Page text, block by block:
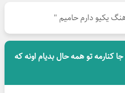
یکیو دارم حامیم "
کنارمه تو همه حال بدیام اونه که